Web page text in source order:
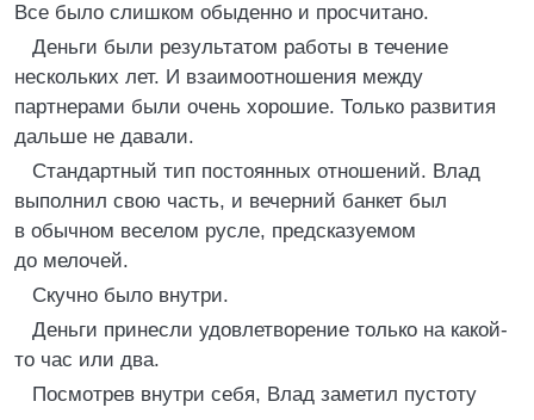
Все было слишком обыденно и просчитано.
Деньги были результатом работы в течение
нескольких лет. И взаимоотношения между
партнерами были очень хорошие. Только развития
дальше не давали.
Стандартный тип постоянных отношений. Влад
выполнил свою часть, и вечерний банкет был
в обычном веселом русле, предсказуемом
до мелочей.
Скучно было внутри.
Деньги принесли удовлетворение только на какой-
то час или два.
Посмотрев внутри себя, Влад заметил пустоту